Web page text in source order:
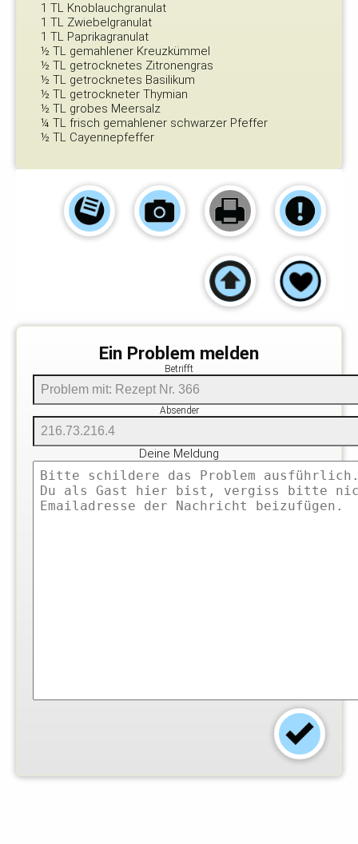
1 TL Knoblauchgranulat
1 TL Zwiebelgranulat
1 TL Paprikagranulat
½ TL gemahlener Kreuzkümmel
½ TL getrocknetes Zitronengras
½ TL getrocknetes Basilikum
½ TL getrockneter Thymian
½ TL grobes Meersalz
¼ TL frisch gemahlener schwarzer Pfeffer
½ TL Cayennepfeffer
Ein Problem melden
Betrifft
Absender
Deine Meldung